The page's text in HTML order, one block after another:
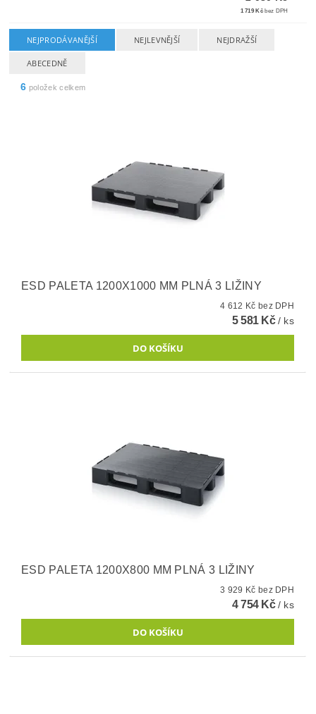
1 719 Kč bez DPH
NEJPRODÁVANĚJŠÍ NEJLEVNĚJŠÍ NEJDRAŽŠÍ
ABECEDNĚ
6 položek celkem
ESD PALETA 1200X1000 MM PLNÁ 3 LIŽINY
4 612 Kč bez DPH
5 581 Kč/ ks
ESD PALETA 1200X800 MM PLNÁ 3 LIŽINY
3 929 Kč bez DPH
4 754 Kč/ ks